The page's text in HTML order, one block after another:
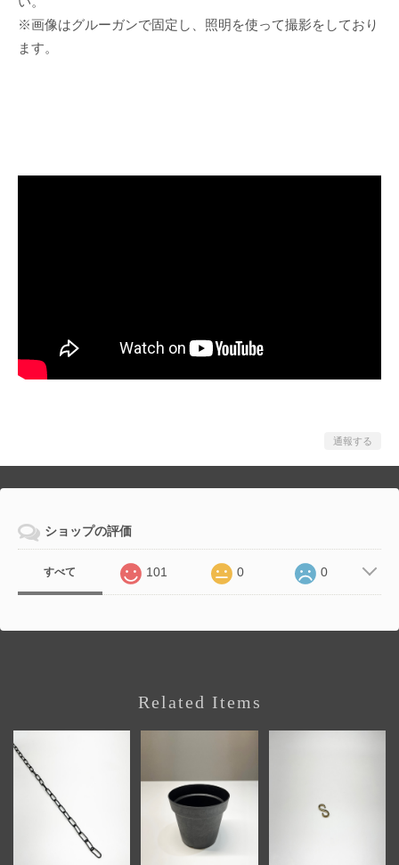
※画像はグルーガンで固定し、照明を使って撮影をしており
ます。
通報する
ショップの評価
すべて 101 0 0
Related Items